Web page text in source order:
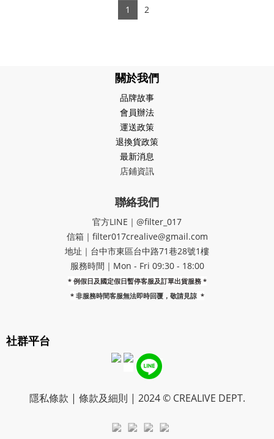
1 2
關於我們
品牌故事
會員辦法
運送政策
退換貨政策
最新消息
店鋪資訊
聯絡我們
官方LINE｜@filter_017
信箱｜filter017crealive@gmail.com
地址｜​台中市東區台中路71巷28號1樓
服務時間｜Mon - Fri 09:30 - 18:00
* 例假日及國定假日暫停客服及訂單出貨服務 *
* 非服務時間客服無法即時回覆，敬請見諒 *
社群平台
隱私條款 | 條款及細則 | 2024 © CREALIVE DEPT.